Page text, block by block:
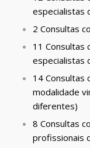
especialistas
2 Consultas
11 Consultas
especialistas
14 Consultas
modalidade
diferentes)
8 Consultas
profissionais